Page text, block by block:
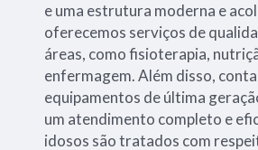
e uma estrutura moderna e
oferecemos serviços de
áreas, como fisioterapia,
enfermagem. Além disso,
equipamentos de última
um atendimento completo e
idosos são tratados com